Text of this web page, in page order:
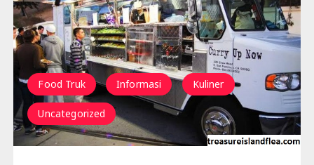
Food Truk Informasi Kuliner
Uncategorized